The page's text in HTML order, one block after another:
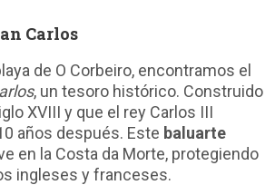
Carlos
de O Corbeiro, encontramos el
, un tesoro histórico. Construido
XVIII y que el rey Carlos III
años después. Este baluarte
en la Costa da Morte, protegiendo
ingleses y franceses.